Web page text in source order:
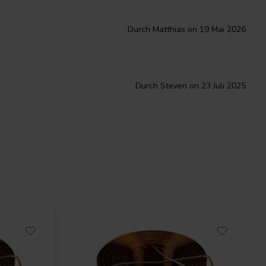
Durch Matthias on 19 Mai 2026
Durch Steven on 23 Juli 2025